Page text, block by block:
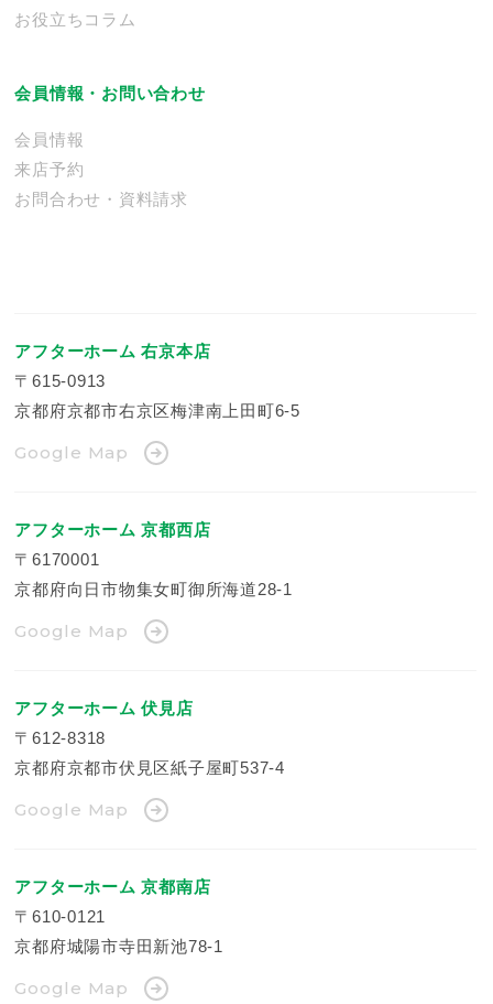
お役立ちコラム
会員情報・お問い合わせ
会員情報
来店予約
お問合わせ・資料請求
アフターホーム 右京本店
〒615-0913
京都府京都市右京区梅津南上田町6-5
Google Map
アフターホーム 京都西店
〒6170001
京都府向日市物集女町御所海道28-1
Google Map
アフターホーム 伏見店
〒612-8318
京都府京都市伏見区紙子屋町537-4
Google Map
アフターホーム 京都南店
〒610-0121
京都府城陽市寺田新池78-1
Google Map